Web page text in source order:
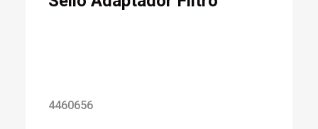
4460656